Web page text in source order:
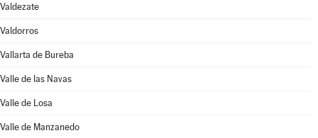
Valdezate
Valdorros
Vallarta de Bureba
Valle de las Navas
Valle de Losa
Valle de Manzanedo